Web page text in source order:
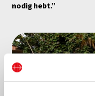
nodig hebt.”